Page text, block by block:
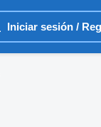
Iniciar sesión /